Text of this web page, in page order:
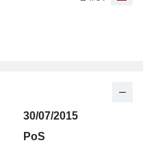
30/07/2015
PoS